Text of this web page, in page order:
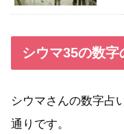
シウマ35の数字
シウマさんの数字占
通りです。